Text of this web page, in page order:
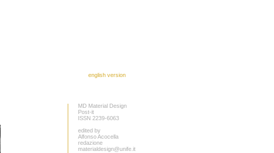
english version
MD Material Design
Post-it
ISSN 2239-6063
edited by
Alfonso Acocella
redazione
materialdesign@unife.it